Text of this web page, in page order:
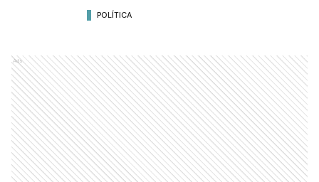
POLÍTICA
Ads